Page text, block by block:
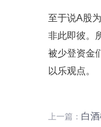
至于说A股
非此即彼。
被少登资金
以乐观点。
上一篇： 白